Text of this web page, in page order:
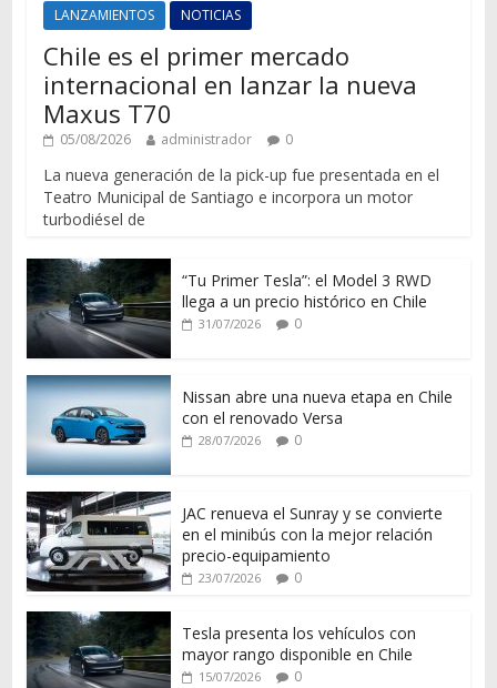
LANZAMIENTOS NOTICIAS
Chile es el primer mercado
internacional en lanzar la nueva
Maxus T70
05/08/2026 administrador 0
La nueva generación de la pick-up fue presentada en el
Teatro Municipal de Santiago e incorpora un motor
turbodiésel de
“Tu Primer Tesla”: el Model 3 RWD
llega a un precio histórico en Chile
31/07/2026 0
Nissan abre una nueva etapa en Chile
con el renovado Versa
28/07/2026 0
JAC renueva el Sunray y se convierte
en el minibús con la mejor relación
precio-equipamiento
23/07/2026 0
Tesla presenta los vehículos con
mayor rango disponible en Chile
15/07/2026 0